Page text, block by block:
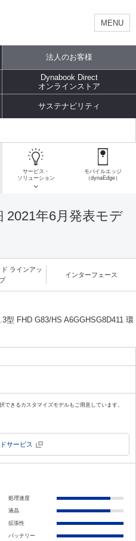
MENU
法人のお客様
Dynabook Direct
オンラインストア
サステナビリティ
サービス・
ソリューション
モバイルエッジ
（dynaEdge）
2021年6月発表モデ
ラインアッ
プ
インターフェース
型 FHD G83/HS A6GGHSG8D411 環
きるカスタマイズモデルもご用意しています。
サービス
処理速度
液晶
拡張性
バッテリー